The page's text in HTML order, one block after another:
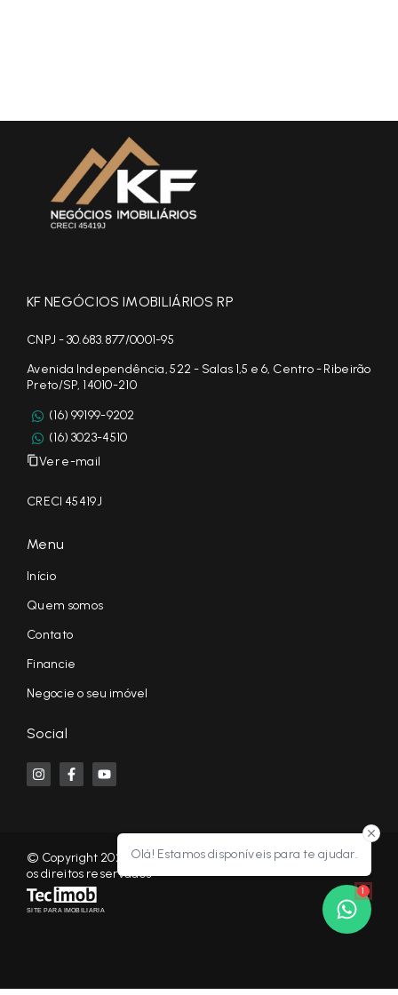
Olá! Estamos disponíveis para te ajudar.
1
KF NEGÓCIOS IMOBILIÁRIOS RP
CNPJ - 30.683.877/0001-95
Avenida Independência, 522 - Salas 1,5 e 6, Centro - Ribeirão
Preto/SP, 14010-210
(16) 99199-9202
(16) 3023-4510
Ver e-mail
CRECI 45419J
Menu
Início
Quem somos
Contato
Financie
Negocie o seu imóvel
Social
© Copyright 2026 - KF NEGÓCIOS IMOBILIÁRIOS RP - Todos
os direitos reservados
SITE PARA IMOBILIARIA